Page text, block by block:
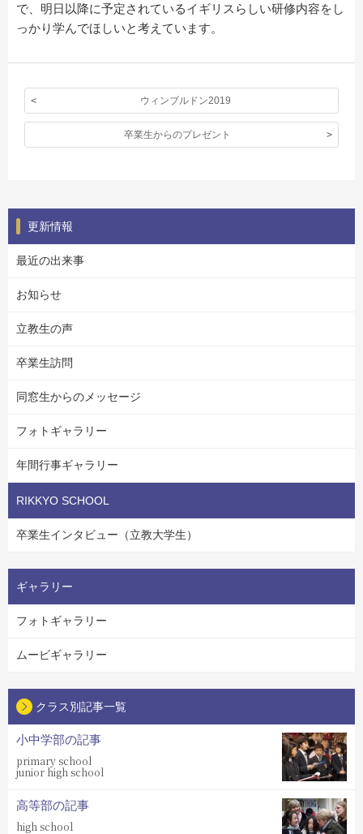
で、明日以降に予定されているイギリスらしい研修内容をし
っかり学んでほしいと考えています。
ウィンブルドン2019
卒業生からのプレゼント
更新情報
最近の出来事
お知らせ
立教生の声
卒業生訪問
同窓生からのメッセージ
フォトギャラリー
年間行事ギャラリー
RIKKYO SCHOOL
卒業生インタビュー（立教大学生）
ギャラリー
フォトギャラリー
ムービギャラリー
クラス別記事一覧
小中学部の記事
primary school
junior high school
高等部の記事
high school